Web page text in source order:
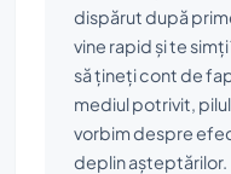
dispărut după
vine rapid și te
să țineți cont de
mediul potrivit,
vorbim despre
deplin așteptărilor.